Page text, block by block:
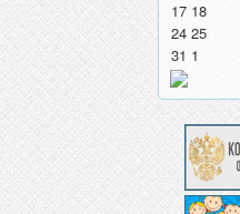
17 18
24 25
31 1